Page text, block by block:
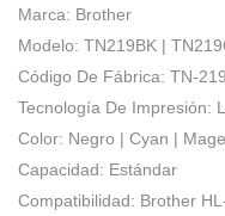
Marca: Brother
Modelo: TN219BK |
Código De Fábrica: TN-
Tecnología De Impresión:
Color: Negro | Cyan |
Capacidad: Estándar
Compatibilidad: Brother